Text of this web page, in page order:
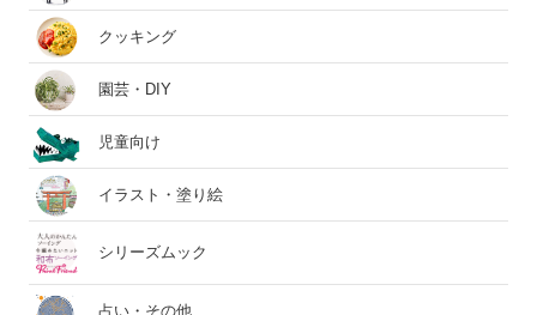
クッキング
園芸・DIY
児童向け
イラスト・塗り絵
シリーズムック
占い・その他